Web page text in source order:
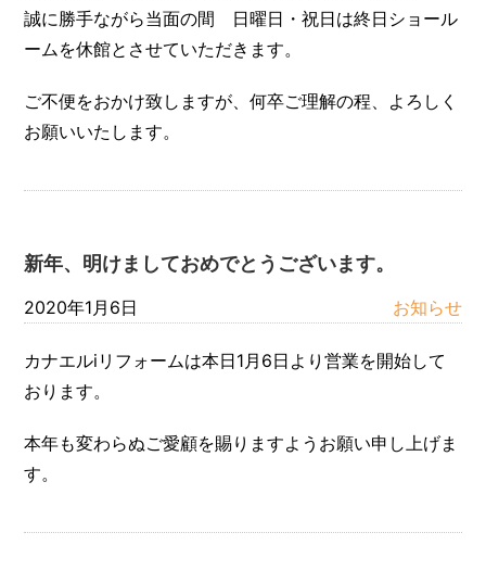
誠に勝手ながら当面の間 日曜日・祝日は終日ショール
ームを休館とさせていただきます。
ご不便をおかけ致しますが、何卒ご理解の程、よろしく
お願いいたします。
新年、明けましておめでとうございます。
2020年1月6日 お知らせ
カナエルiリフォームは本日1月6日より営業を開始して
おります。
本年も変わらぬご愛顧を賜りますようお願い申し上げま
す。